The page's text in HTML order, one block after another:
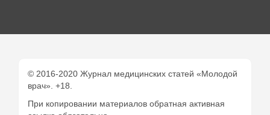
© 2016-2020 Журнал медицинских статей «Молодой
врач». +18.
При копировании материалов обратная активная